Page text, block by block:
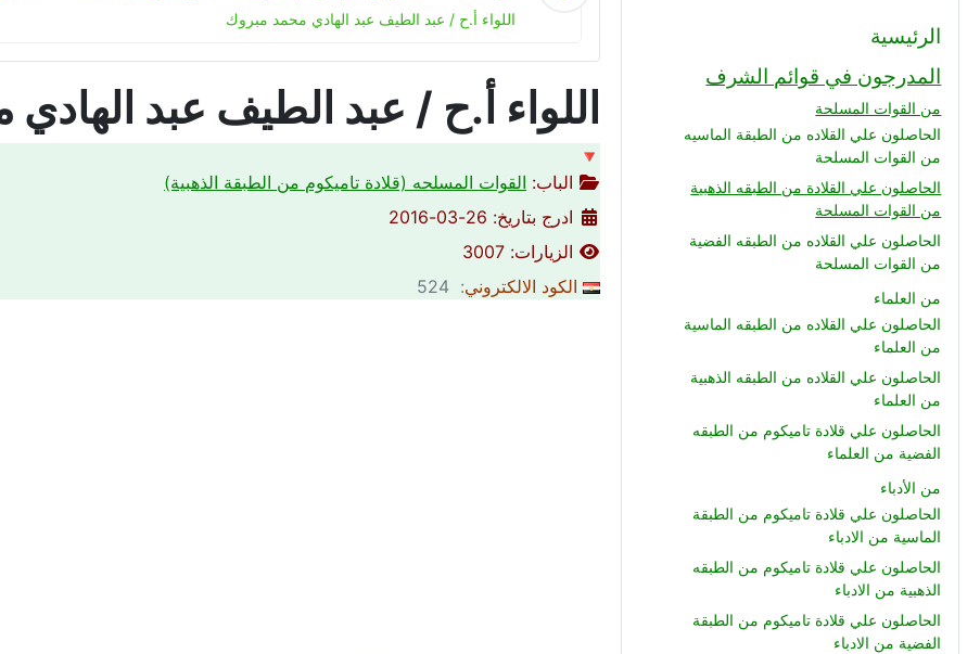
الرئيسية
المدرجون في قوائم الشرف
من القوات المسلحة
الحاصلون علي القلاده من الطبقة الماسيه
من القوات المسلحة
الحاصلون علي القلادة من الطبقه الذهبية
من القوات المسلحة
الحاصلون علي القلاده من الطبقه الفضية
من القوات المسلحة
من العلماء
الحاصلون علي القلاده من الطبقه الماسية
من العلماء
الحاصلون علي القلاده من الطبقه الذهبية
من العلماء
الحاصلون علي قلادة تاميكوم من الطبقه
الفضية من العلماء
من الأدباء
الحاصلون علي قلادة تاميكوم من الطبقة
الماسية من الادباء
الحاصلون علي قلادة تاميكوم من الطبقه
الذهبية من الادباء
الحاصلون علي قلادة تاميكوم من الطبقة
الفضية من الادباء
اللواء أ.ح / عبد الطيف عبد الهادي محمد مبروك
اللواء أ.ح / عبد الطيف عبد
🔻
الباب: القوات المسلحه (قلادة تاميكوم من الطبقة الذهبية)
ادرج بتاريخ: 26-03-2016
الزيارات: 3007
الكود الالكتروني: 524